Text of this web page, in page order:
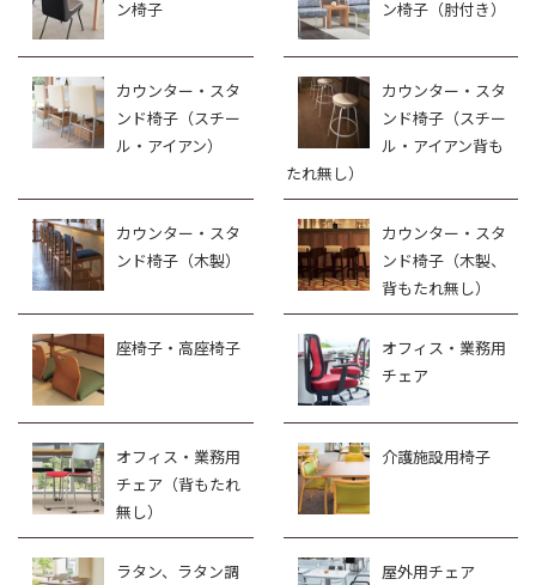
ン椅子 ン椅子（肘付き）
カウンター・スタ
ンド椅子（スチー
ル・アイアン）
カウンター・スタ
ンド椅子（スチー
ル・アイアン背も
たれ無し）
カウンター・スタ
ンド椅子（木製）
カウンター・スタ
ンド椅子（木製、
背もたれ無し）
座椅子・高座椅子
オフィス・業務用
チェア
オフィス・業務用
チェア（背もたれ
無し）
介護施設用椅子
ラタン、ラタン調
屋外用チェア